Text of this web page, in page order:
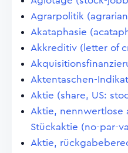
Agrarpolitik
Akataphasie
Akkreditiv (letter of
Aktentaschen-
Aktie (share, US:
Aktie, nennwertlose
Stückaktie (no-par-
Aktie,